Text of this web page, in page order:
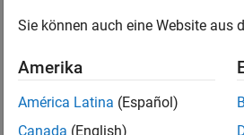
Stellen
Es
Region
Sie können auch eine Website aus
Amerika
América Latina (Español)
Canada (English)